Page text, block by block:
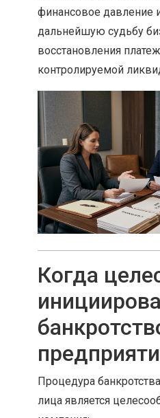
финансовое давление
дальнейшую судьбу
восстановления
контролируемой
Когда
Процедура
лица является